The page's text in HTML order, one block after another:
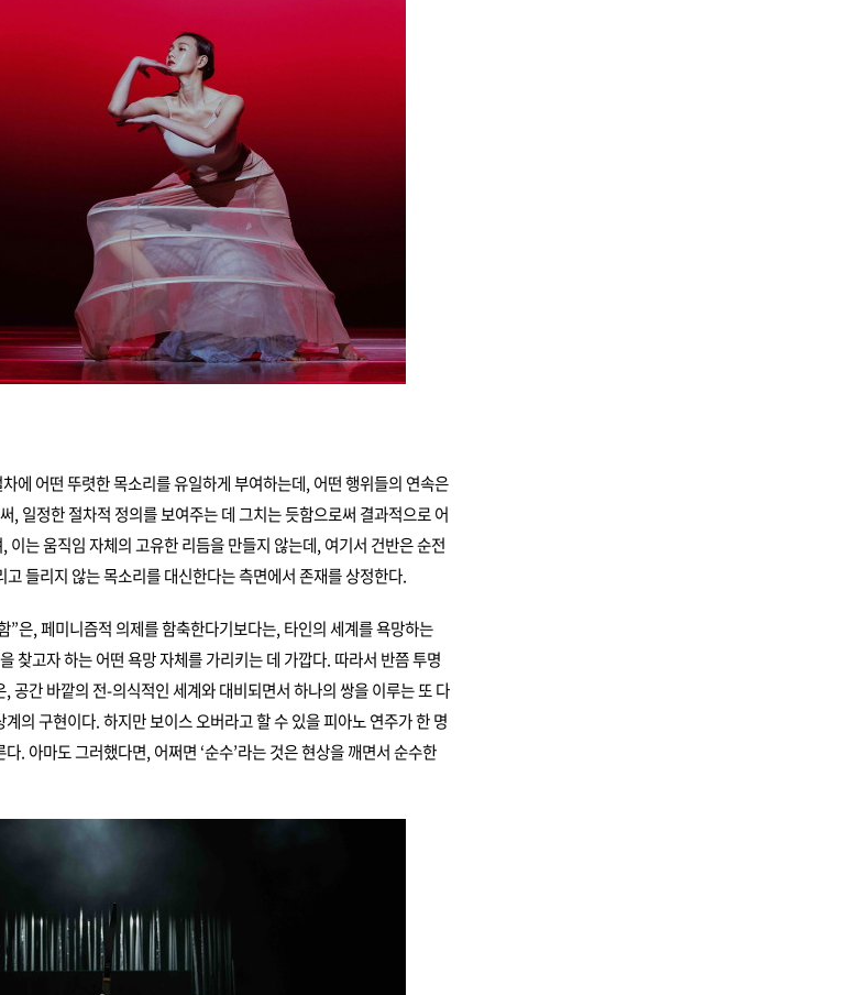
에 어떤 뚜렷한 목소리를 유일하게 부여하는데, 어떤 행위들의 연속은
, 일정한 절차적 정의를 보여주는 데 그치는 듯함으로써 결과적으로 어
이는 움직임 자체의 고유한 리듬을 만들지 않는데, 여기서 건반은 순전
들리지 않는 목소리를 대신한다는 측면에서 존재를 상정한다.
”은, 페미니즘적 의제를 함축한다기보다는, 타인의 세계를 욕망하는
찾고자 하는 어떤 욕망 자체를 가리키는 데 가깝다. 따라서 반쯤 투명
공간 바깥의 전-의식적인 세계와 대비되면서 하나의 쌍을 이루는 또 다
의 구현이다. 하지만 보이스 오버라고 할 수 있을 피아노 연주가 한 명
. 아마도 그러했다면, 어쩌면 ‘순수’라는 것은 현상을 깨면서 순수한